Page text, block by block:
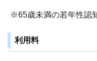
※65歳未満の若年性認
利用料